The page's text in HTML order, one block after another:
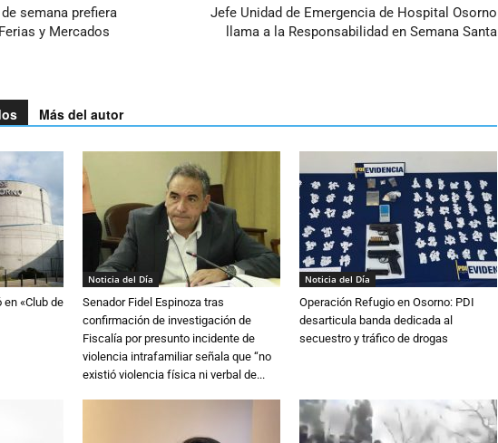
semana prefiera
y Mercados
Jefe Unidad de Emergencia de Hospital Osorno
llama a la Responsabilidad en Semana Santa
Más del autor
«Club de
Noticia del Día
Senador Fidel Espinoza tras
confirmación de investigación de
Fiscalía por presunto incidente de
violencia intrafamiliar señala que “no
existió violencia física ni verbal de...
Noticia del Día
Operación Refugio en Osorno: PDI
desarticula banda dedicada al
secuestro y tráfico de drogas